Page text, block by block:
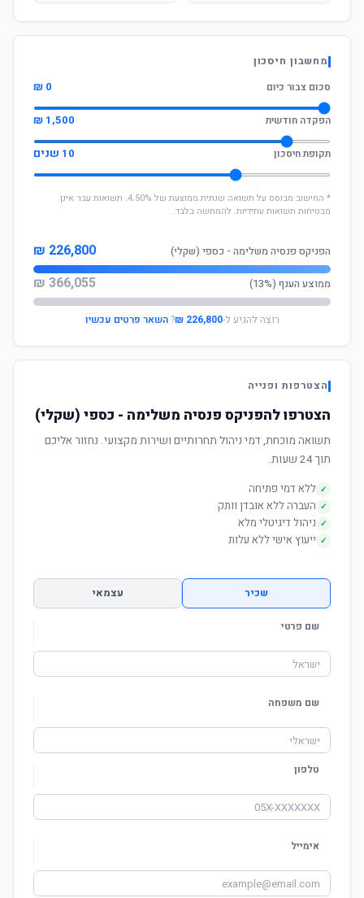
מחשבון חיסכון
סכום צבור כיום
0 ₪
הפקדה חודשית 1,500 ₪
תקופת חיסכון 10 שנים
* החישוב מבוסס על תשואה שנתית ממוצעת של 4.50%. תשואות עבר אינן
מבטיחות תשואות עתידיות. להמחשה בלבד.
הפניקס פנסיה משלימה - כספי (שקלי) 226,800 ₪
ממוצע הענף (13%) 366,055 ₪
רוצה להגיע ל-226,800 ₪
?השאר פרטים עכשיו
הצטרפות ופנייה
הצטרפו להפניקס פנסיה משלימה - כספי (שקלי)
תשואה מוכחת, דמי ניהול תחרותיים ושירות מקצועי. נחזור אליכם
תוך 24 שעות.
✓ ללא דמי פתיחה
✓ העברה ללא אובדן וותק
✓ ניהול דיגיטלי מלא
✓ ייעוץ אישי ללא עלות
שכיר עצמאי
שם פרטי
שם משפחה
טלפון
אימייל